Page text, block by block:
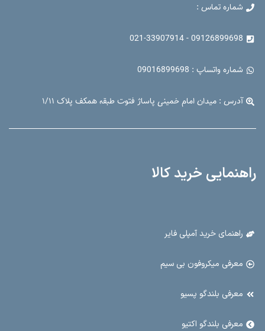
شماره تماس :
09126899698 - 021-33907914
شماره واتساپ : 09016899698
آدرس : میدان امام خمینی پاساژ فتوت طبقه همکف پلاک ۱/۱۱
راهنمایی خرید کالا
راهنمای خرید آمپلی فایر
معرفی میکروفون بی سیم
معرفی بلندگو پسیو
معرفی بلندگو اکتیو